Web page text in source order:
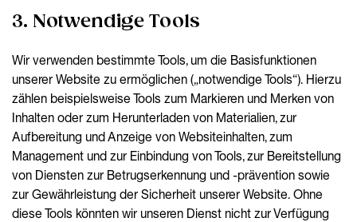
3. Notwendige Tools
Wir verwenden bestimmte Tools, um die Basisfunktionen
unserer Website zu ermöglichen („notwendige Tools“). Hierzu
zählen beispielsweise Tools zum Markieren und Merken von
Inhalten oder zum Herunterladen von Materialien, zur
Aufbereitung und Anzeige von Websiteinhalten, zum
Management und zur Einbindung von Tools, zur Bereitstellung
von Diensten zur Betrugserkennung und -prävention sowie
zur Gewährleistung der Sicherheit unserer Website. Ohne
diese Tools könnten wir unseren Dienst nicht zur Verfügung